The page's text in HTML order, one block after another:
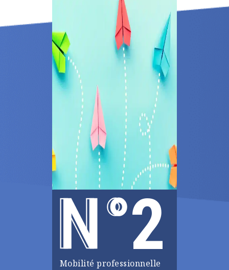
2
Mobilité professionnelle